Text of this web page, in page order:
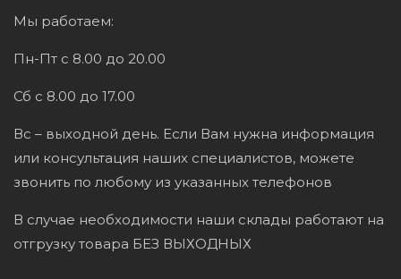
Мы работаем:
Пн-Пт с 8.00 до 20.00
Сб с 8.00 до 17.00
Вс – выходной день. Если Вам нужна информация
или консультация наших специалистов, можете
звонить по любому из указанных телефонов
В случае необходимости наши склады работают на
отгрузку товара БЕЗ ВЫХОДНЫХ